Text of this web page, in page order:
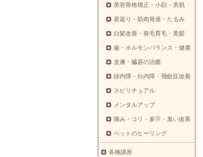
美容骨格矯正・小顔・美肌
若返り・筋肉発達・たるみ
白髪改善・発毛育毛・美髪
歯・ホルモンバランス・健康
皮膚・臓器の治癒
緑内障・白内障・飛蚊症改善
スピリチュアル
メンタルアップ
痛み・コリ・多汗・臭い改善
ペットのヒーリング
各種講座